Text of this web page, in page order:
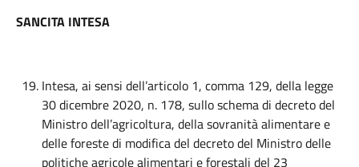
SANCITA INTESA
Intesa, ai sensi dell’articolo 1, comma 129, della legge
30 dicembre 2020, n. 178, sullo schema di decreto del
Ministro dell’agricoltura, della sovranità alimentare e
delle foreste di modifica del decreto del Ministro delle
politiche agricole alimentari e forestali del 23